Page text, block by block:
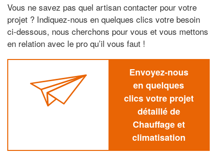
Vous ne savez pas quel artisan contacter pour votre
projet ? Indiquez-nous en quelques clics votre besoin
ci-dessous, nous cherchons pour vous et vous mettons
en relation avec le pro qu’il vous faut !
Envoyez-nous
en quelques
clics votre projet
détaillé de
Chauffage et
climatisation